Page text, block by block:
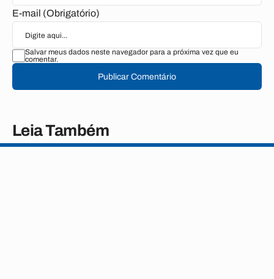
E-mail (Obrigatório)
Salvar meus dados neste navegador para a próxima vez que eu
comentar.
Publicar Comentário
Leia Também